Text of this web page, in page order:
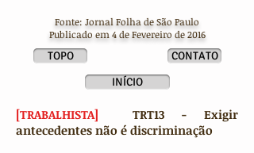
Fonte: Jornal Folha de São Paulo
Publicado em 4 de Fevereiro de 2016
TOPO
CONTATO
INÍCIO
[TRABALHISTA] TRT13 - Exigir
antecedentes não é discriminação